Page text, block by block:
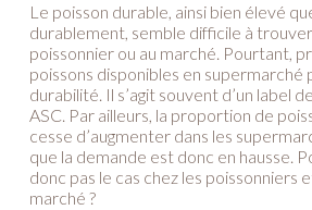
Le poisson durable, ainsi bien élevé
durablement, semble difficile à
poissonnier ou au marché. Pourtant,
poissons disponibles en supermarché
durabilité. Il s’agit souvent d’un label
ASC. Par ailleurs, la proportion de
cesse d’augmenter dans les
que la demande est donc en hausse.
donc pas le cas chez les poissonniers
marché ?